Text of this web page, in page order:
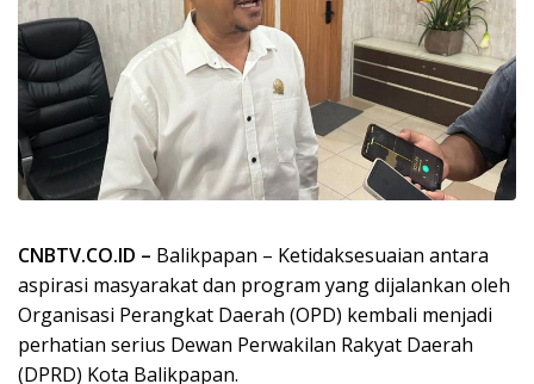
CNBTV.CO.ID – Balikpapan – Ketidaksesuaian antara
aspirasi masyarakat dan program yang dijalankan oleh
Organisasi Perangkat Daerah (OPD) kembali menjadi
perhatian serius Dewan Perwakilan Rakyat Daerah
(DPRD) Kota Balikpapan.